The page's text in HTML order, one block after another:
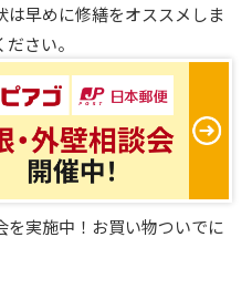
早めに修繕をオススメしま
さい。
を実施中！お買い物ついでに